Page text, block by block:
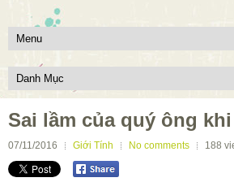
Sai lầm của quý ông khi
07/11/2016 Giới Tính No comments 188